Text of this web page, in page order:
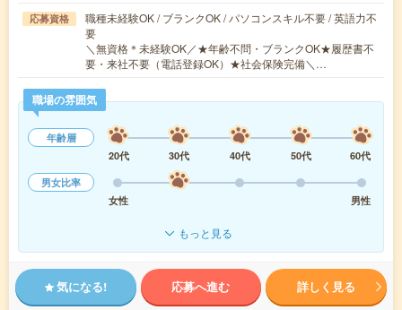
応募資格
職種未経験OK / ブランクOK / パソコンスキル不要 / 英語力不
要
＼無資格＊未経験OK／★年齢不問・ブランクOK★履歴書不
要・来社不要（電話登録OK）★社会保険完備＼…
職場の雰囲気
年齢層
20代
30代 40代 50代
60代
男女比率
女性
男性
もっと見る
気になる! 応募へ進む 詳しく見る